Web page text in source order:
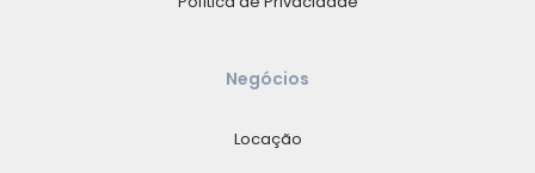
Negócios
Locação